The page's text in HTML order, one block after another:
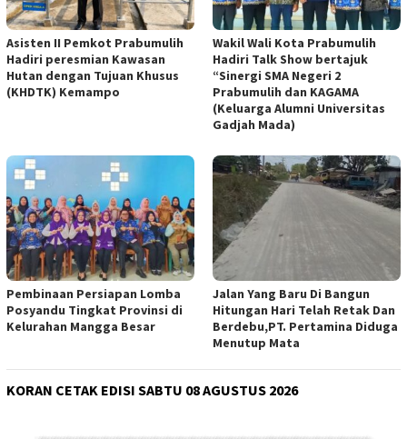
Asisten II Pemkot Prabumulih
Hadiri peresmian Kawasan
Hutan dengan Tujuan Khusus
(KHDTK) Kemampo
Wakil Wali Kota Prabumulih
Hadiri Talk Show bertajuk
“Sinergi SMA Negeri 2
Prabumulih dan KAGAMA
(Keluarga Alumni Universitas
Gadjah Mada)
Pembinaan Persiapan Lomba
Posyandu Tingkat Provinsi di
Kelurahan Mangga Besar
Jalan Yang Baru Di Bangun
Hitungan Hari Telah Retak Dan
Berdebu,PT. Pertamina Diduga
Menutup Mata
KORAN CETAK EDISI SABTU 08 AGUSTUS 2026